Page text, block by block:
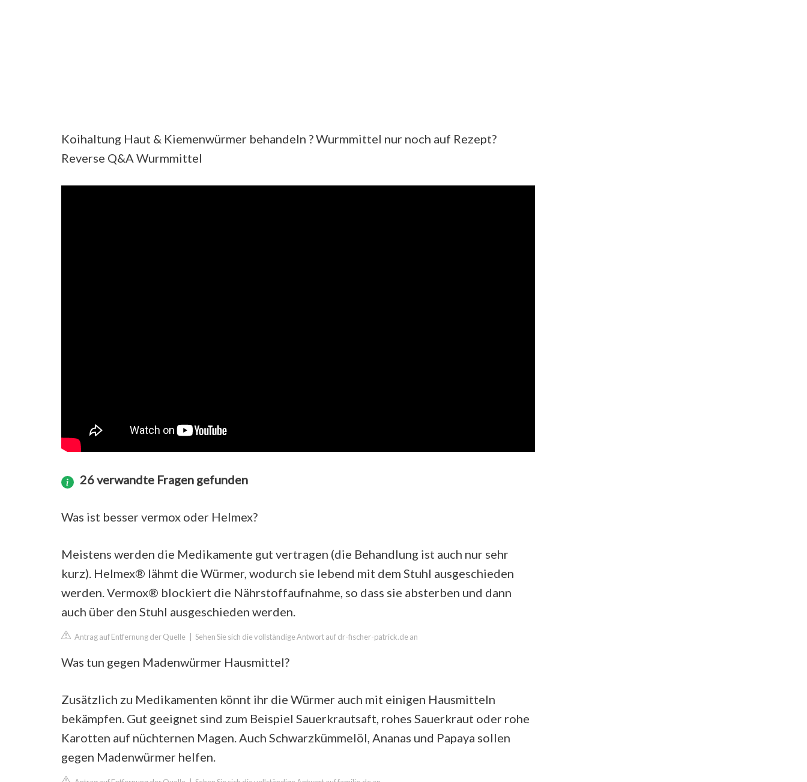
Koihaltung Haut & Kiemenwürmer behandeln ? Wurmmittel nur noch auf Rezept?
Reverse Q&A Wurmmittel
26 verwandte Fragen gefunden
Was ist besser vermox oder Helmex?
Meistens werden die Medikamente gut vertragen (die Behandlung ist auch nur sehr
kurz). Helmex® lähmt die Würmer, wodurch sie lebend mit dem Stuhl ausgeschieden
werden. Vermox® blockiert die Nährstoffaufnahme, so dass sie absterben und dann
auch über den Stuhl ausgeschieden werden.
Antrag auf Entfernung der Quelle Sehen Sie sich die vollständige Antwort auf dr-fischer-patrick.de an
Was tun gegen Madenwürmer Hausmittel?
Zusätzlich zu Medikamenten könnt ihr die Würmer auch mit einigen Hausmitteln
bekämpfen. Gut geeignet sind zum Beispiel Sauerkrautsaft, rohes Sauerkraut oder rohe
Karotten auf nüchternen Magen. Auch Schwarzkümmelöl, Ananas und Papaya sollen
gegen Madenwürmer helfen.